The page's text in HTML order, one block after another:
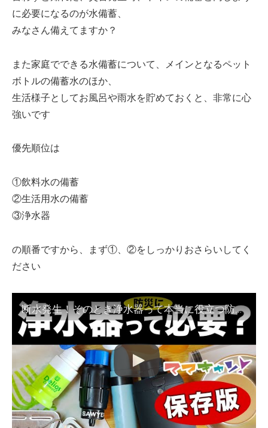
に必要になるのが水備蓄、
みなさん備えてますか？
また家庭でできる水備蓄について、メインとなるペット
ボトルの備蓄水のほか、
生活様子としてお風呂や雨水を貯めておくと、非常に心
強いです
優先順位は
①飲料水の備蓄
②生活用水の備蓄
③浄水器
の順番ですから、まず①、②をしっかりおさらいしてく
ださい
断水発生！そのとき浄水器って本当に役立つ防災用品ですか？主婦目線でリアルな水備蓄のご紹介。避難生活でも温水シャワーに入る方法とは？